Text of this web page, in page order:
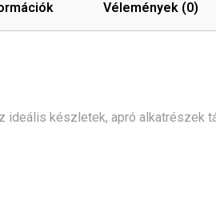
Vélemények (0)
ideális készletek, apró alkatrészek